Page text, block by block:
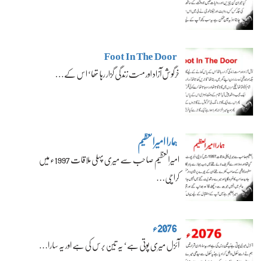
Foot In The Door
خرگوش آزاد اور مست زندگی گزار رہا تھا‘ اس کے…
ہمارا امیرالعظیم
امیرالعظیم صاحب سے میری پہلی ملاقات 1997ء میں
کراچی…
2076ء
آئزل میری پوتی ہے‘ یہ تین برس کی ہے اور یہ سارا…